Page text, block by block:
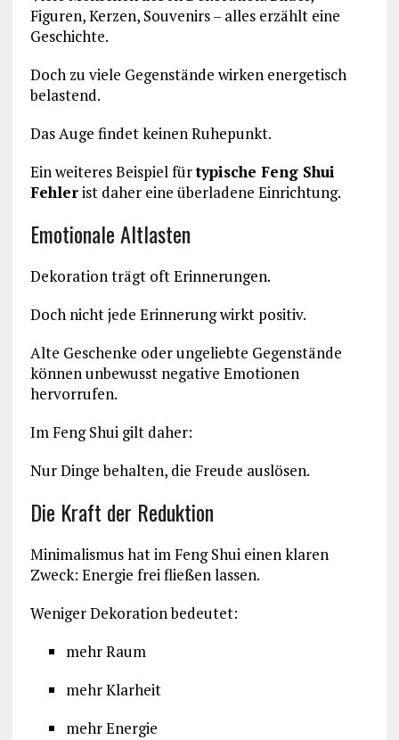
Figuren, Kerzen, Souvenirs – alles erzählt eine
Geschichte.
Doch zu viele Gegenstände wirken energetisch
belastend.
Das Auge findet keinen Ruhepunkt.
Ein weiteres Beispiel fürtypische Feng Shui
Fehlerist daher eine überladene Einrichtung.
Emotionale Altlasten
Dekoration trägt oft Erinnerungen.
Doch nicht jede Erinnerung wirkt positiv.
Alte Geschenke oder ungeliebte Gegenstände
können unbewusst negative Emotionen
hervorrufen.
Im Feng Shui gilt daher:
Nur Dinge behalten, die Freude auslösen.
Die Kraft der Reduktion
Minimalismus hat im Feng Shui einen klaren
Zweck: Energie frei fließen lassen.
Weniger Dekoration bedeutet:
mehr Raum
mehr Klarheit
mehr Energie